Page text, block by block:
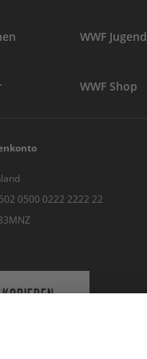
WWF Jugend
WWF Shop
0500 0222 2222 22